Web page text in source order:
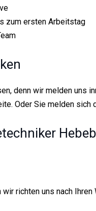
zum ersten Arbeitstag
denn wir melden uns
Oder Sie melden sich
richten uns nach